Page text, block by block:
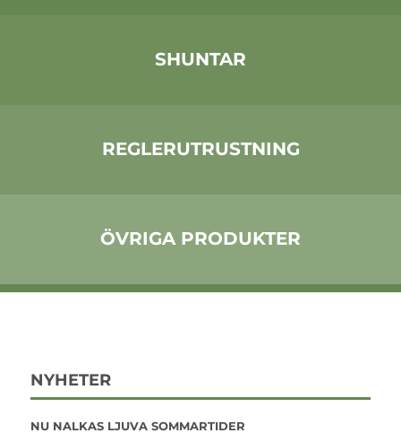
SHUNTAR
REGLERUTRUSTNING
ÖVRIGA PRODUKTER
NYHETER
NU NALKAS LJUVA SOMMARTIDER